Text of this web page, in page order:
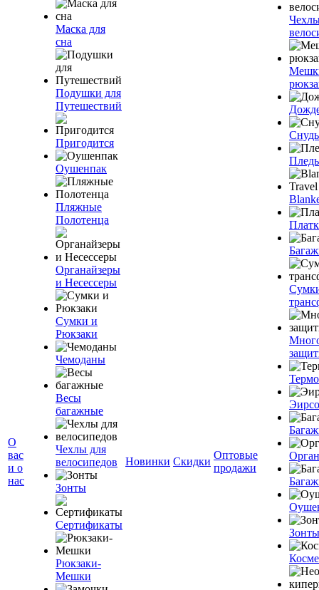
О
вас
и о
нас
Маска для
сна
Подушки для
Путешествий
Пригодится
Оушенпак
Пляжные
Полотенца
Органайзеры
и Несессеры
Сумки и
Рюкзаки
Чемоданы
Весы
багажные
Чехлы для
велосипедов
Зонты
Сертификаты
Рюкзаки-
Мешки
Новинки Скидки
Оптовые
продажи
Зонты